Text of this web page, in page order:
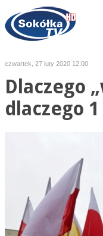
czwartek, 27 luty 2020 12:00
Dlaczego
dlaczego